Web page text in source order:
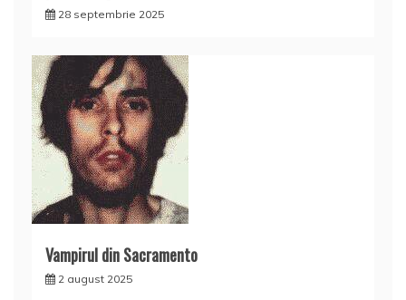
28 septembrie 2025
Vampirul din Sacramento
2 august 2025